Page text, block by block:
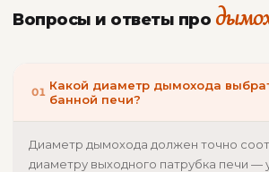
Вопросы и ответы про
01 Какой диаметр дымохода
банной печи?
Диаметр дымохода должен точно
диаметру выходного патрубка печи —